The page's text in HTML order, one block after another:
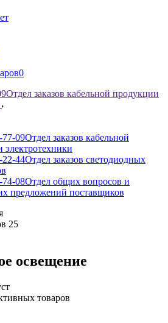
0
Отдел заказов кабельной продукции
77-09Отдел заказов кабельной
электротехники
22-44Отдел заказов светодиодных
74-08Отдел общих вопросов и
предложений поставщиков
25
освещение
товаров